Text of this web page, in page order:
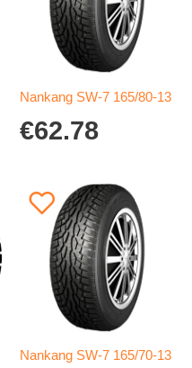
Nankang SW-7 165/80-13
€62.78
Nankang SW-7 165/70-13